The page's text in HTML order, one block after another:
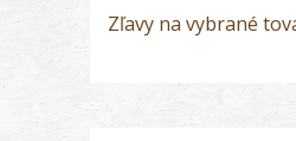
Zľavy na vybrané